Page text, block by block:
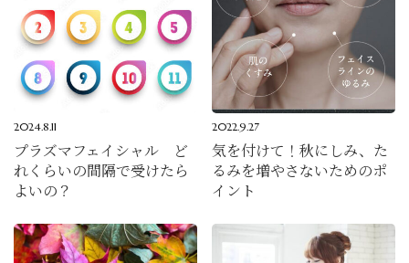
2024.8.11
プラズマフェイシャル ど
れくらいの間隔で受けたら
よいの？
2022.9.27
気を付けて！秋にしみ、た
るみを増やさないためのポ
イント